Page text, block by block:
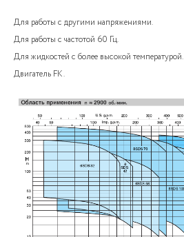
Для работы с другими напряжениями.
Для работы с частотой 60 Гц.
Для жидкостей с более высокой температурой.
Двигатель FK.